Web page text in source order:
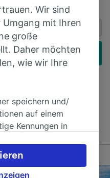
Booking.com
finden
Hunderten von Bahn-
Wir sind
Umgang mit Ihren
große
Daher möchten
wie wir Ihre
speichern und/
auf einem
Kennungen in
Präferenzen
einschließlich
bei berechtigtem